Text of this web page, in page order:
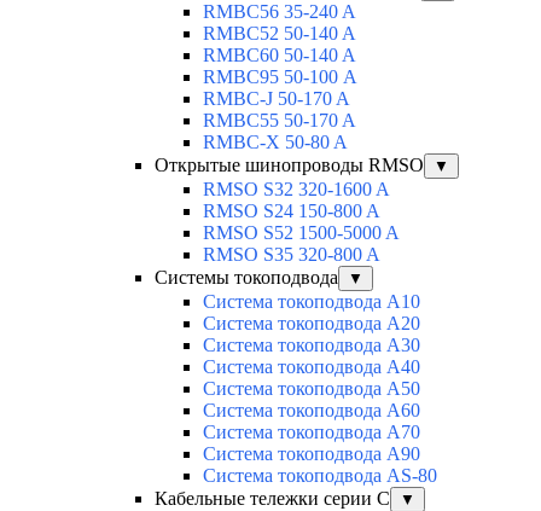
RMBC56 35-240 A
RMBC52 50-140 A
RMBC60 50-140 A
RMBC95 50-100 А
RMBC-J 50-170 A
RMBC55 50-170 A
RMBC-X 50-80 A
Открытые шинопроводы RMSO
▼
RMSO S32 320-1600 A
RMSO S24 150-800 A
RMSO S52 1500-5000 A
RMSO S35 320-800 A
Системы токоподвода
▼
Система токоподвода А10
Система токоподвода А20
Система токоподвода А30
Система токоподвода А40
Система токоподвода А50
Система токоподвода А60
Система токоподвода А70
Система токоподвода А90
Система токоподвода АS-80
Кабельные тележки серии C
▼